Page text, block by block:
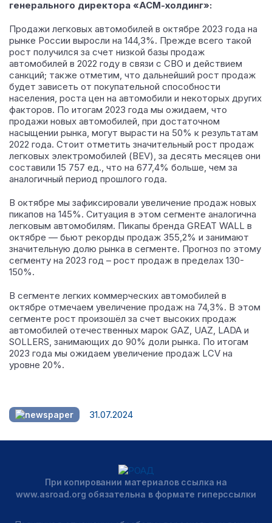
генерального директора «АСМ-холдинг»:
Продажи легковых автомобилей в октябре 2023 года на
рынке России выросли на 144,3%. Прежде всего такой
рост получился за счет низкой базы продаж
автомобилей в 2022 году в связи с СВО и действием
санкций; также отметим, что дальнейший рост продаж
будет зависеть от покупательной способности
населения, роста цен на автомобили и некоторых других
факторов. По итогам 2023 года мы ожидаем, что
продажи новых автомобилей, при достаточном
насыщении рынка, могут вырасти на 50% к результатам
2022 года. Стоит отметить значительный рост продаж
легковых электромобилей (BEV), за десять месяцев они
составили 15 757 ед., что на 677,4% больше, чем за
аналогичный период прошлого года.
В октябре мы зафиксировали увеличение продаж новых
пикапов на 145%. Ситуация в этом сегменте аналогична
легковым автомобилям. Пикапы бренда GREAT WALL в
октябре — бьют рекорды продаж 355,2% и занимают
значительную долю рынка в сегменте. Прогноз по этому
сегменту на 2023 год – рост продаж в пределах 130-
150%.
В сегменте легких коммерческих автомобилей в
октябре отмечаем увеличение продаж на 74,3%. В этом
сегменте рост произошёл за счет высоких продаж
автомобилей отечественных марок GAZ, UAZ, LADA и
SOLLERS, занимающих до 90% доли рынка. По итогам
2023 года мы ожидаем увеличение продаж LCV на
уровне 20%.
31.07.2024
При копировании материалов ссылка на
www.asroad.org обязательна в формате гиперссылки